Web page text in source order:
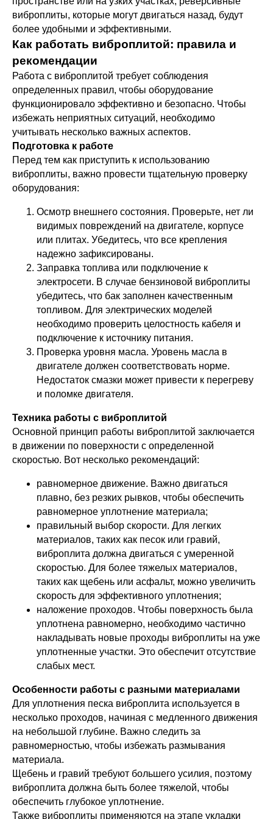
виброплиты, которые могут двигаться назад, будут
более удобными и эффективными.
Как работать виброплитой: правила и
рекомендации
Работа с виброплитой требует соблюдения
определенных правил, чтобы оборудование
функционировало эффективно и безопасно. Чтобы
избежать неприятных ситуаций, необходимо
учитывать несколько важных аспектов.
Подготовка к работе
Перед тем как приступить к использованию
виброплиты, важно провести тщательную проверку
оборудования:
Осмотр внешнего состояния. Проверьте, нет ли
видимых повреждений на двигателе, корпусе
или плитах. Убедитесь, что все крепления
надежно зафиксированы.
Заправка топлива или подключение к
электросети. В случае бензиновой виброплиты
убедитесь, что бак заполнен качественным
топливом. Для электрических моделей
необходимо проверить целостность кабеля и
подключение к источнику питания.
Проверка уровня масла. Уровень масла в
двигателе должен соответствовать норме.
Недостаток смазки может привести к перегреву
и поломке двигателя.
Техника работы с виброплитой
Основной принцип работы виброплитой заключается
в движении по поверхности с определенной
скоростью. Вот несколько рекомендаций:
равномерное движение. Важно двигаться
плавно, без резких рывков, чтобы обеспечить
равномерное уплотнение материала;
правильный выбор скорости. Для легких
материалов, таких как песок или гравий,
виброплита должна двигаться с умеренной
скоростью. Для более тяжелых материалов,
таких как щебень или асфальт, можно увеличить
скорость для эффективного уплотнения;
наложение проходов. Чтобы поверхность была
уплотнена равномерно, необходимо частично
накладывать новые проходы виброплиты на уже
уплотненные участки. Это обеспечит отсутствие
слабых мест.
Особенности работы с разными материалами
Для уплотнения песка виброплита используется в
несколько проходов, начиная с медленного движения
на небольшой глубине. Важно следить за
равномерностью, чтобы избежать размывания
материала.
Щебень и гравий требуют большего усилия, поэтому
виброплита должна быть более тяжелой, чтобы
обеспечить глубокое уплотнение.
Также виброплиты применяются на этапе укладки